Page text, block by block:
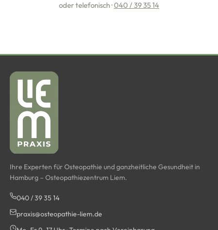
oder telefonisch ·040 / 39 35 14
Ihre Experten für Osteopathie und ganzheitliche Gesundheit in
Hamburg – Osteopathiezentrum Liem.
040 / 39 35 14
praxis@osteopathie-liem.de